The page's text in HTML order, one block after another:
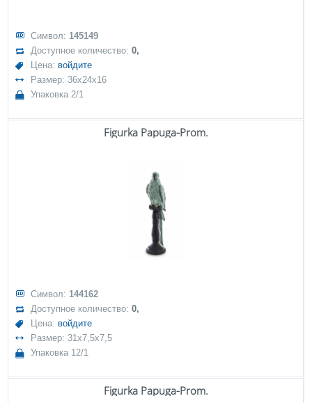
Символ: 145149
Доступное количество:0,
Цена: войдите
Размер: 36x24x16
Упаковка 2/1
Figurka Papuga-Prom.
Символ: 144162
Доступное количество:0,
Цена: войдите
Размер: 31x7,5x7,5
Упаковка 12/1
Figurka Papuga-Prom.